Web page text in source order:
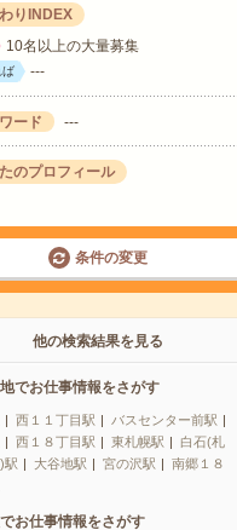
りINDEX
10名以上の大量募集
ば ---
ード ---
のプロフィール
条件の変更
他の検索結果を見る
でお仕事情報をさがす
西１１丁目駅
バスセンター前駅
西１８丁目駅 東札幌駅
白石(札
駅
大谷地駅 宮の沢駅
南郷１８
お仕事情報をさがす